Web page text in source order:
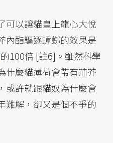
可以讓貓皇上龍心大悅
內酯驅逐蟑螂的效果是
的100倍 [註6]。雖然科學
什麼貓薄荷會帶有荊芥
或許就跟貓奴為什麼會
難解，卻又是個不爭的